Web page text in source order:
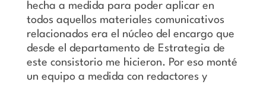
hecha a medida para poder aplicar en
todos aquellos materiales comunicativos
relacionados era el núcleo del encargo que
desde el departamento de Estrategia de
este consistorio me hicieron. Por eso monté
un equipo a medida con redactores y